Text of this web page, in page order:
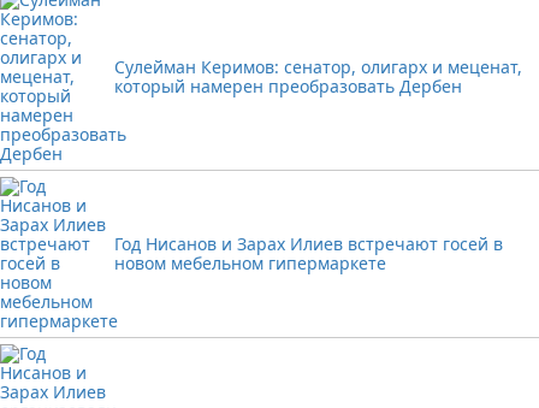
Сулейман Керимов: сенатор, олигарх и меценат,
который намерен преобразовать Дербен
Год Нисанов и Зарах Илиев встречают госей в
новом мебельном гипермаркете